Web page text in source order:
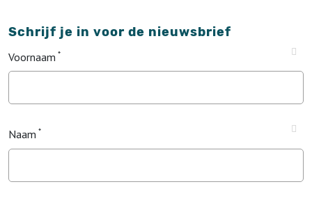
Schrijf je in voor de nieuwsbrief
Voornaam
Naam